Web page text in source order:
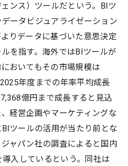
ンス）ツールだという。BIツ
ータビジュアライゼーション
りデータに基づいた意思決定
を指す。海外ではBIツールが
おいてもその市場規模は
年度までの年率平均成長
億円まで成長すると見込
経営企画やマーケティングな
ツールの活用が当たり前とな
ャパン社の調査によると国内
入しているという。同社は